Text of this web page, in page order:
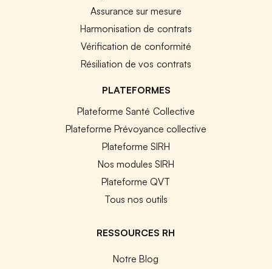
Assurance sur mesure
Harmonisation de contrats
Vérification de conformité
Résiliation de vos contrats
PLATEFORMES
Plateforme Santé Collective
Plateforme Prévoyance collective
Plateforme SIRH
Nos modules SIRH
Plateforme QVT
Tous nos outils
RESSOURCES RH
Notre Blog